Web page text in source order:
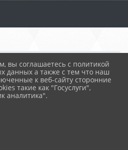
Новости
иг...
ИГРЫ «НАСЛЕДИЕ
вы соглашаетесь с политикой
данных а также с тем что наш
к веб-сайту сторонние
такие как "Госуслуги",
аналитика".